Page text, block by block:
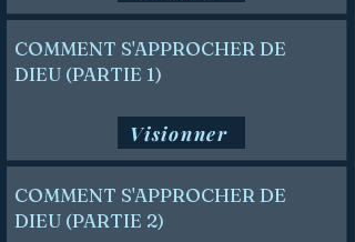
COMMENT S'APPROCHER DE
DIEU (PARTIE 1)
Visionner
COMMENT S'APPROCHER DE
DIEU (PARTIE 2)